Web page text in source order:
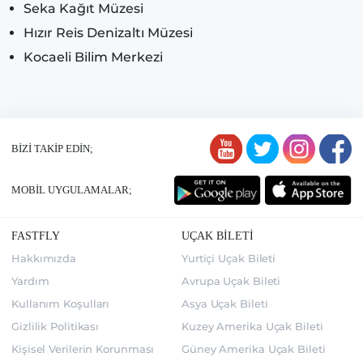
Seka Kağıt Müzesi
Hızır Reis Denizaltı Müzesi
Kocaeli Bilim Merkezi
BİZİ TAKİP EDİN;
MOBİL UYGULAMALAR;
FASTFLY
Hakkımızda
Yardım
Kullanım Koşulları
Gizlilik Politikası
Kişisel Verilerin Korunması
UÇAK BİLETİ
Yurtiçi Uçak Bileti
Avrupa Uçak Bileti
Asya Uçak Bileti
Kuzey Amerika Uçak Bileti
Güney Amerika Uçak Bileti